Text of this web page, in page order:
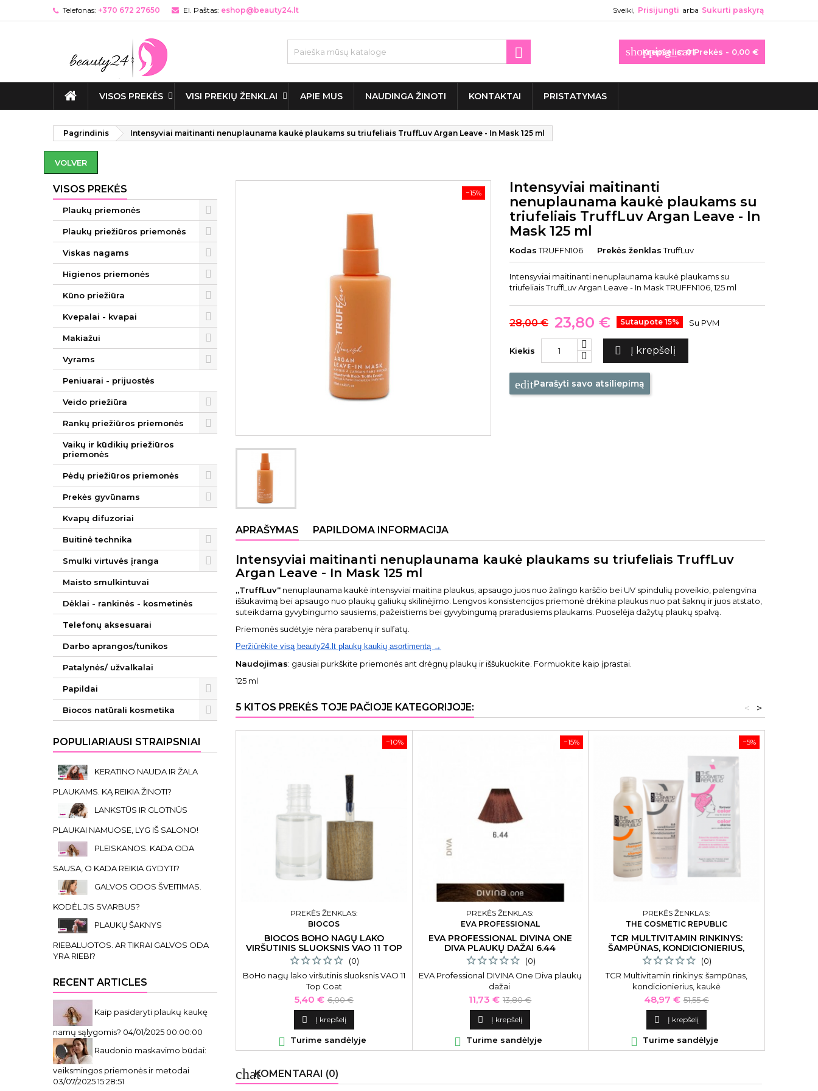
Telefonas: +370 672 27650 El. Paštas: eshop@beauty24.lt Sveiki, Prisijungti arba Sukurti paskyrą
shopping_cart
Krepšelis: 0Prekės - 0,00 €

VISOS PREKĖS VISI PREKIŲ ŽENKLAI APIE MUS NAUDINGA ŽINOTI KONTAKTAI PRISTATYMAS
Pagrindinis Intensyviai maitinanti nenuplaunama kaukė plaukams su triufeliais TruffLuv Argan Leave - In Mask 125 ml
VOLVER
VISOS PREKĖS
Plaukų priemonės
Plaukų priežiūros priemonės
Viskas nagams
Higienos priemonės
Kūno priežiūra
Kvepalai - kvapai
Makiažui
Vyrams
Peniuarai - prijuostės
Veido priežiūra
Rankų priežiūros priemonės
Vaikų ir kūdikių priežiūros
priemonės
Pėdų priežiūros priemonės
Prekės gyvūnams
Kvapų difuzoriai
Buitinė technika
Smulki virtuvės įranga
Maisto smulkintuvai
Dėklai - rankinės - kosmetinės
Telefonų aksesuarai
Darbo aprangos/tunikos
Patalynės/ užvalkalai
Papildai
Biocos natūrali kosmetika
POPULIARIAUSI STRAIPSNIAI
KERATINO NAUDA IR ŽALA
PLAUKAMS. KĄ REIKIA ŽINOTI?
LANKSTŪS IR GLOTNŪS
PLAUKAI NAMUOSE, LYG IŠ SALONO!
PLEISKANOS. KADA ODA
SAUSA, O KADA REIKIA GYDYTI?
GALVOS ODOS ŠVEITIMAS.
KODĖL JIS SVARBUS?
PLAUKŲ ŠAKNYS
RIEBALUOTOS. AR TIKRAI GALVOS ODA
YRA RIEBI?
RECENT ARTICLES
Kaip pasidaryti plaukų kaukę
namų sąlygomis? 04/01/2025 00:00:00
Raudonio maskavimo būdai:
veiksmingos priemonės ir metodai
03/07/2025 15:28:51
−15%
Intensyviai maitinanti
nenuplaunama kaukė plaukams su
triufeliais TruffLuv Argan Leave - In
Mask 125 ml
Kodas TRUFFN106 Prekės ženklas TruffLuv
Intensyviai maitinanti nenuplaunama kaukė plaukams su
triufeliais TruffLuv Argan Leave - In Mask TRUFFN106, 125 ml
28,00 € 23,80 € Sutaupote 15% Su PVM
Kiekis  Į krepšelį
editParašyti savo atsiliepimą
APRAŠYMAS PAPILDOMA INFORMACIJA
Intensyviai maitinanti nenuplaunama kaukė plaukams su triufeliais TruffLuv
Argan Leave - In Mask 125 ml
„TruffLuv“ nenuplaunama kaukė intensyviai maitina plaukus, apsaugo juos nuo žalingo karščio bei UV spindulių poveikio, palengvina
iššukavimą bei apsaugo nuo plaukų galiukų skilinėjimo. Lengvos konsistencijos priemonė drėkina plaukus nuo pat šaknų ir juos atstato,
suteikdama gyvybingumo sausiems, pažeistiems bei gyvybingumą praradusiems plaukams. Puoselėja dažytų plaukų spalvą.
Priemonės sudėtyje nėra parabenų ir sulfatų.
Peržiūrėkite visą beauty24.lt plaukų kaukių asortimentą →
Naudojimas: gausiai purkškite priemonės ant drėgnų plaukų ir iššukuokite. Formuokite kaip įprastai.
125 ml
5 KITOS PREKĖS TOJE PAČIOJE KATEGORIJOJE: >
<
−10%
PREKĖS ŽENKLAS:
BIOCOS
BIOCOS BOHO NAGŲ LAKO
VIRŠUTINIS SLUOKSNIS VAO 11 TOP
COAT
(0)
BoHo nagų lako viršutinis sluoksnis VAO 11
Top Coat
Kaina
5,40 € Bazinė
kaina
6,00 €
 Į krepšelį
 Turime sandėlyje
−15%
PREKĖS ŽENKLAS:
EVA PROFESSIONAL
EVA PROFESSIONAL DIVINA ONE
DIVA PLAUKŲ DAŽAI 6.44
RITAHAYWORTH
(0)
EVA Professional DIVINA One Diva plaukų
dažai
Kaina
11,73 € Bazinė
kaina
13,80 €
 Į krepšelį
 Turime sandėlyje
−5%
PREKĖS ŽENKLAS:
THE COSMETIC REPUBLIC
TCR MULTIVITAMIN RINKINYS:
ŠAMPŪNAS, KONDICIONIERIUS,
KAUKĖ
(0)
TCR Multivitamin rinkinys: šampūnas,
kondicionierius, kaukė
Kaina
48,97 € Bazinė
kaina
51,55 €
 Į krepšelį
 Turime sandėlyje
chatKOMENTARAI (0)